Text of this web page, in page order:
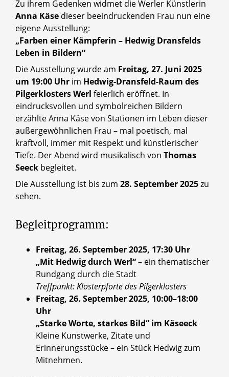
Zu ihrem Gedenken widmet die Werler Künstlerin
Anna Käse dieser beeindruckenden Frau nun eine
eigene Ausstellung:
„Farben einer Kämpferin – Hedwig Dransfelds
Leben in Bildern“
Die Ausstellung wurde am Freitag, 27. Juni 2025
um 19:00 Uhr im Hedwig-Dransfeld-Raum des
Pilgerklosters Werl feierlich eröffnet. In
eindrucksvollen und symbolreichen Bildern
erzählte Anna Käse von Stationen im Leben dieser
außergewöhnlichen Frau – mal poetisch, mal
kraftvoll, immer mit Respekt und künstlerischer
Tiefe. Der Abend wird musikalisch von Thomas
Seeck begleitet.
Die Ausstellung ist bis zum 28. September 2025zu
sehen.
Begleitprogramm:
Freitag, 26. September 2025, 17:30 Uhr
„Mit Hedwig durch Werl“– ein thematischer
Rundgang durch die Stadt
Treffpunkt: Klosterpforte des Pilgerklosters
Freitag, 26. September 2025, 10:00–18:00
Uhr
„Starke Worte, starkes Bild“ im Käseeck
Kleine Kunstwerke, Zitate und
Erinnerungsstücke – ein Stück Hedwig zum
Mitnehmen.